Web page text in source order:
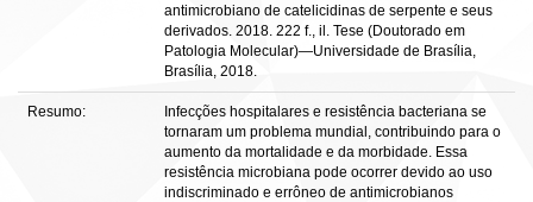
antimicrobiano de catelicidinas de serpente e seus
derivados. 2018. 222 f., il. Tese (Doutorado em
Patologia Molecular)—Universidade de Brasília,
Brasília, 2018.
Resumo:
Infecções hospitalares e resistência bacteriana se
tornaram um problema mundial, contribuindo para o
aumento da mortalidade e da morbidade. Essa
resistência microbiana pode ocorrer devido ao uso
indiscriminado e errôneo de antimicrobianos